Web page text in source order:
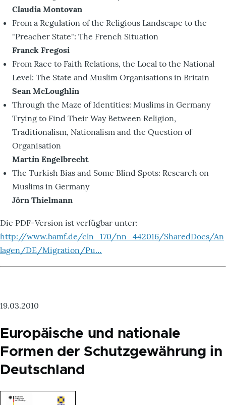
Claudia Montovan
From a Regulation of the Religious Landscape to the
"Preacher State": The French Situation
Franck Fregosi
From Race to Faith Relations, the Local to the National
Level: The State and Muslim Organisations in Britain
Sean McLoughlin
Through the Maze of Identities: Muslims in Germany
Trying to Find Their Way Between Religion,
Traditionalism, Nationalism and the Question of
Organisation
Martin Engelbrecht
The Turkish Bias and Some Blind Spots: Research on
Muslims in Germany
Jörn Thielmann
Die PDF-Version ist verfügbar unter:
http://www.bamf.de/cln_170/nn_442016/SharedDocs/An
lagen/DE/Migration/Pu…
19.03.2010
Europäische und nationale
Formen der Schutzgewährung in
Deutschland